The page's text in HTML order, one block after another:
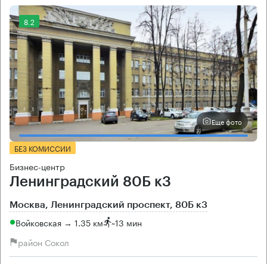
8.2
Еще фото
БЕЗ КОМИССИИ
Бизнес-центр
Ленинградский 80Б к3
Москва, Ленинградский проспект, 80Б к3
Войковская → 1.35 км ~13 мин
район Сокол